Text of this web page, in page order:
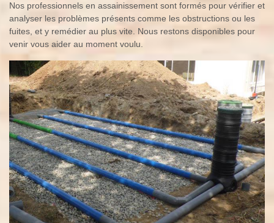
Nos professionnels en assainissement sont formés pour vérifier et
analyser les problèmes présents comme les obstructions ou les
fuites, et y remédier au plus vite. Nous restons disponibles pour
venir vous aider au moment voulu.